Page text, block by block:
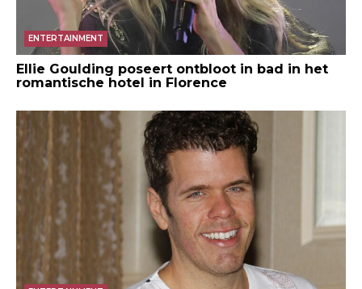
ENTERTAINMENT
Ellie Goulding poseert ontbloot in bad in het
romantische hotel in Florence